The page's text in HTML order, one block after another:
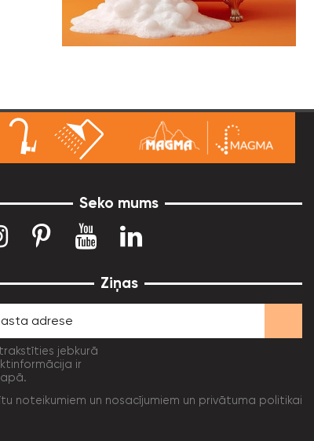
Seko mums
Ziņas
jebkurā
ir
noteikumiem un nosacījumiem un privātuma politikai